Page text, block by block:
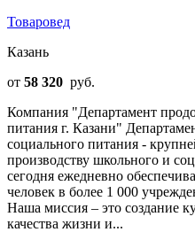
Товаровед
Казань
от 58 320 руб.
Компания "Департамент
питания г. Казани"
социального питания -
производству школьного и
сегодня ежедневно
человек в более 1 000
Наша миссия – это создание
качества жизни и...